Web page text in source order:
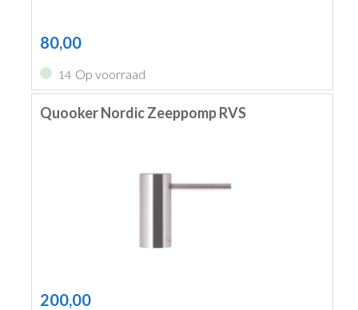
80,00
14 Op voorraad
Quooker Nordic Zeeppomp RVS
200,00